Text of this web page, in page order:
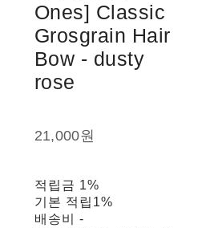
Ones] Classic
Grosgrain Hair
Bow - dusty
rose
21,000원
적립금 1%
기본 적립 1%
배송비-